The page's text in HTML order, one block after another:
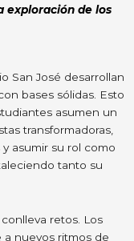
exploración de los
San José desarrollan
bases sólidas. Esto
asumen un
transformadoras,
asumir su rol como
tanto su
retos. Los
nuevos ritmos de